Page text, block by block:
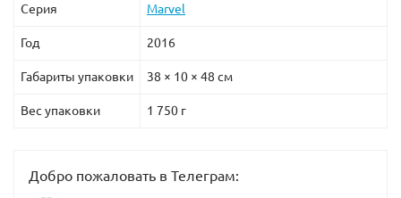
Серия Marvel
Год 2016
Габариты упаковки 38 × 10 × 48 см
Вес упаковки 1 750 г
Добро пожаловать в Телеграм: